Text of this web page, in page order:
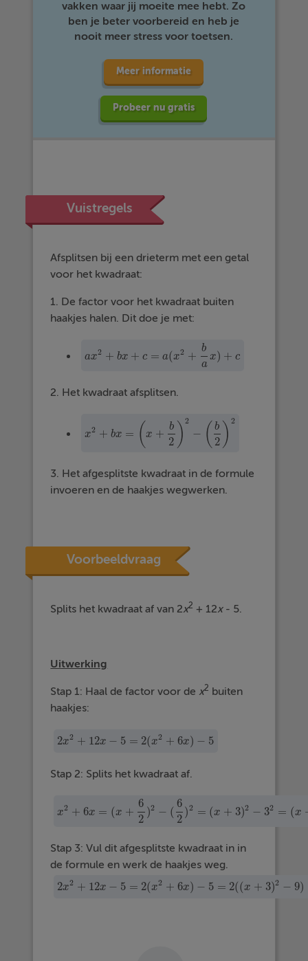
vakken waar jij moeite mee hebt. Zo
ben je beter voorbereid en heb je
nooit meer stress voor toetsen.
Meer informatie
Probeer nu gratis
Vuistregels
Afsplitsen bij een drieterm met een getal
voor het kwadraat:
1. De factor voor het kwadraat buiten
haakjes halen. Dit doe je met:
ax2 + bx + c = a(x2 +
b
a
x) + c
ax 2+ bx + c= a(x2+ ba x)+c
2. Het kwadraat afsplitsen.
x2 + bx = ( x +
b
2 ) 2
− ( b
2 ) 2
x2+bx = (x +b 2) 2− b2 2
3. Het afgesplitste kwadraat in de formule
invoeren en de haakjes wegwerken.
Voorbeeldvraag
Splits het kwadraat af van 2x2 + 12x- 5.
Uitwerking
Stap 1: Haal de factor voor de x2 buiten
haakjes:
2x2 + 12x − 5 = 2(x2 + 6x) − 5
2x2+12x − 5= 2(x2 +6x)−5
Stap 2: Splits het kwadraat af.
x2 + 6x = (x +
6
2
)2 − (
6
2
)2 = (x + 3)2 − 32 = (x
x2 +6 x= (x+ 2) 2−(6 2=(x+3) 2− 2=(x +3 2− 9
Stap 3: Vul dit afgesplitste kwadraat in in
de formule en werk de haakjes weg.
2x2 + 12x − 5 = 2(x2 + 6x) − 5 = 2((x + 3)2 − 9)
2x2+12 x−5=2( x2 +6x) −5=2 ((x +3 2− 9)−